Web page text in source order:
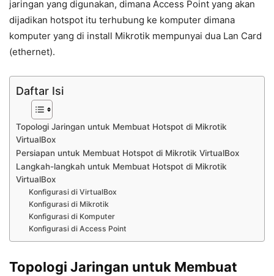
jaringan yang digunakan, dimana Access Point yang akan
dijadikan hotspot itu terhubung ke komputer dimana
komputer yang di install Mikrotik mempunyai dua Lan Card
(ethernet).
Daftar Isi
Topologi Jaringan untuk Membuat Hotspot di Mikrotik
VirtualBox
Persiapan untuk Membuat Hotspot di Mikrotik VirtualBox
Langkah-langkah untuk Membuat Hotspot di Mikrotik
VirtualBox
Konfigurasi di VirtualBox
Konfigurasi di Mikrotik
Konfigurasi di Komputer
Konfigurasi di Access Point
Topologi Jaringan untuk Membuat